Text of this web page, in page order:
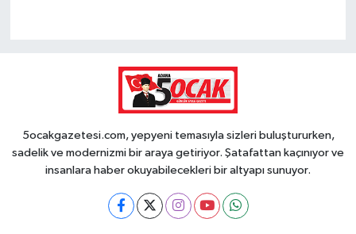
5ocakgazetesi.com, yepyeni temasıyla sizleri buluştururken,
sadelik ve modernizmi bir araya getiriyor. Şatafattan kaçınıyor ve
insanlara haber okuyabilecekleri bir altyapı sunuyor.